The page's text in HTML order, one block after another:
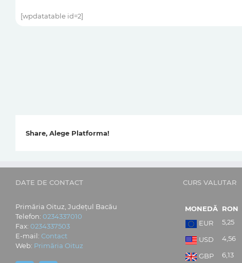
[wpdatatable id=2]
Share, Alege Platforma!
DATE DE CONTACT
Primăria Oituz, Județul Bacău
Telefon: 0234337010
Fax: 0234337503
E-mail: Contact
Web: Primăria Oituz
CURS VALUTAR
MONEDĂ RON
EUR
5,25
USD 4,56
GBP 6,13